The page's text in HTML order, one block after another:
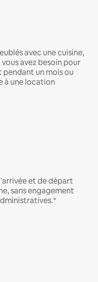
avec une cuisine,
avez besoin pour
un mois ou
à une location
et de départ
sans engagement